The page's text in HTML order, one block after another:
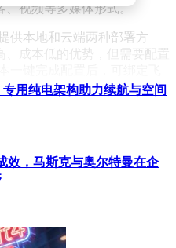
、视频等多媒体形式。
供本地和云端两种部署方
成本低的优势，但需要配置
提供独立算力，便于团队协
费用问题。在操作层面，用
态和日志。开发团队还针对
败、插件异常等常见问题提
循最小权限原则，确保数据安
用纯电架构助力续航与空间
效，马斯克与奥尔特曼在企